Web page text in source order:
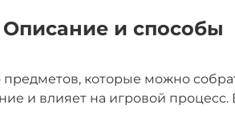
и способы
которые можно
и влияет на игровой процесс.